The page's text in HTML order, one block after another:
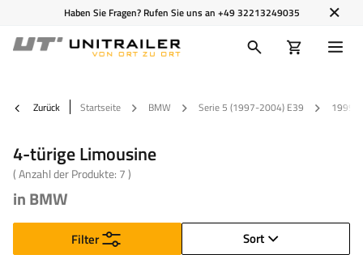
Haben Sie Fragen? Rufen Sie uns an +49 32213249035
Zurück Startseite BMW Serie 5 (1997-2004) E39 1999
4-türige Limousine
( Anzahl der Produkte: 7)
in BMW
Sort
Filter